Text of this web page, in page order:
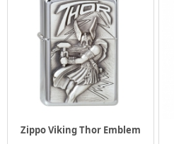
Zippo Viking Thor Emblem